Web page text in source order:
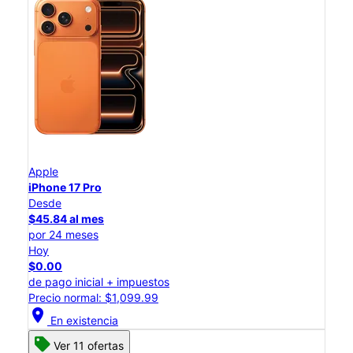
Apple
iPhone 17 Pro
Desde
$45.84 al mes
por 24 meses
Hoy
$0.00
de pago inicial + impuestos
Precio normal: $1,099.99
location_on En existencia
Ver 11 ofertas